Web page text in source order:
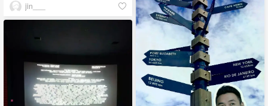
jin___